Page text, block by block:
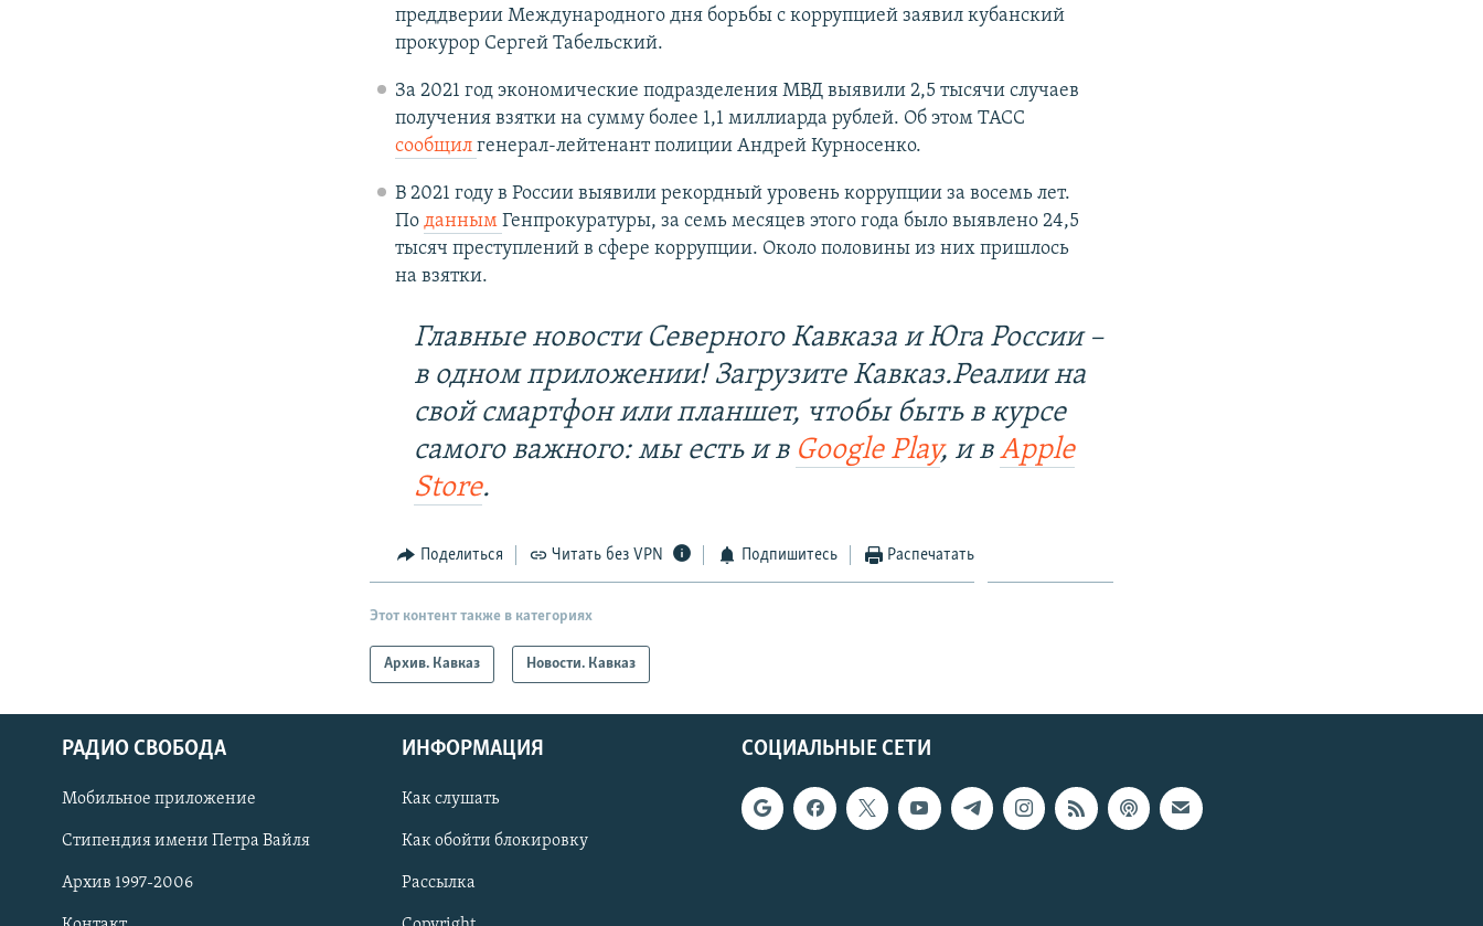
СОЦИАЛЬНЫЕ СЕТИ
преддверии Международного дня борьбы с коррупцией заявил кубанский
прокурор Сергей Табельский.
За 2021 год экономические подразделения МВД выявили 2,5 тысячи случаев
получения взятки на сумму более 1,1 миллиарда рублей. Об этом ТАСС
сообщил генерал-лейтенант полиции Андрей Курносенко.
В 2021 году в России выявили рекордный уровень коррупции за восемь лет.
По данным Генпрокуратуры, за семь месяцев этого года было выявлено 24,5
тысяч преступлений в сфере коррупции. Около половины из них пришлось
на взятки.
Главные новости Северного Кавказа и Юга России –
в одном приложении! Загрузите Кавказ.Реалии на
свой смартфон или планшет, чтобы быть в курсе
самого важного: мы есть и в Google Play, и вApple
Store.
Поделиться Читать без VPN Подпишитесь Распечатать
Этот контент также в категориях
Архив. Кавказ Новости. Кавказ
СОЦИАЛЬНЫЕ СЕТИ
РАДИО СВОБОДА
Мобильное приложение
Стипендия имени Петра Вайля
Архив 1997-2006
ИНФОРМАЦИЯ
Как слушать
Как обойти блокировку
Рассылка